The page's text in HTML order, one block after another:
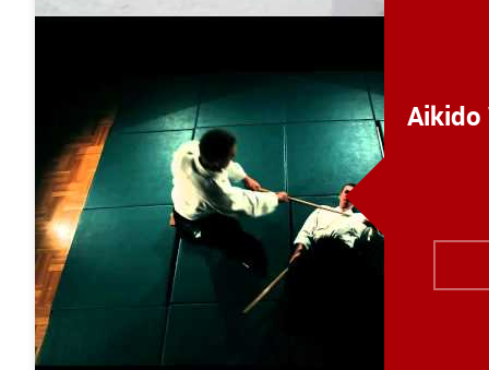
Aikido